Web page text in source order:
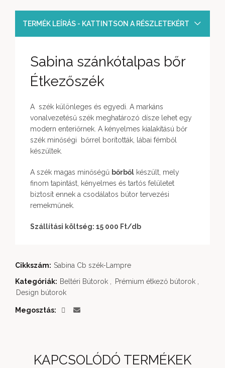
TERMÉK LEÍRÁS - KATTINTSON A RÉSZLETEKÉRT
Sabina szánkótalpas bőr
Étkezőszék
A szék különleges és egyedi. A markáns
vonalvezetésű szék meghatározó dísze lehet egy
modern enteriőrnek. A kényelmes kialakítású bőr
szék minőségi bőrrel borították, lábai fémből
készültek.
A szék magas minőségű bőrből készült, mely
finom tapintást, kényelmes és tartós felületet
biztosít ennek a csodálatos bútor tervezési
remekműnek.
Szállítási költség: 15 000 Ft/db
Cikkszám: Sabina Cb szék-Lampre
Kategóriák: Beltéri Bútorok Prémium étkező bútorok
Design bútorok
Megosztás
KAPCSOLÓDÓ TERMÉKEK